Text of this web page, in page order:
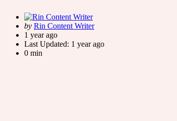
Posted
by
by Rin Content Writer
1 year ago
Last Updated: 1 year ago
0 min